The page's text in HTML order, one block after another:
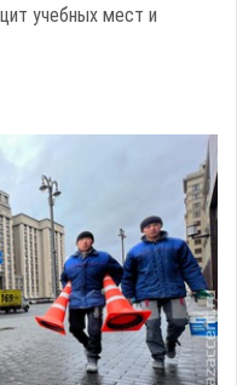
учебных мест и